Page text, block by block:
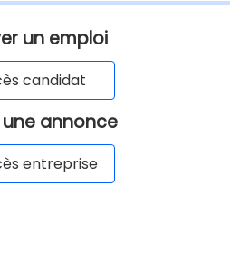
un emploi
candidat
une annonce
entreprise